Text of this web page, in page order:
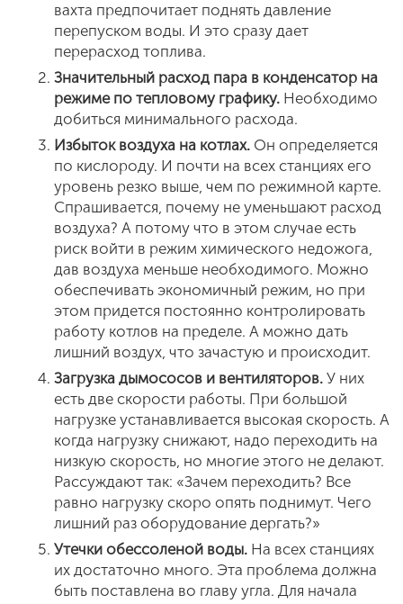
вахта предпочитает поднять давление
перепуском воды. И это сразу дает
перерасход топлива.
Значительный расход пара в конденсатор на
режиме по тепловому графику. Необходимо
добиться минимального расхода.
Избыток воздуха на котлах. Он определяется
по кислороду. И почти на всех станциях его
уровень резко выше, чем по режимной карте.
Спрашивается, почему не уменьшают расход
воздуха? А потому что в этом случае есть
риск войти в режим химического недожога,
дав воздуха меньше необходимого. Можно
обеспечивать экономичный режим, но при
этом придется постоянно контролировать
работу котлов на пределе. А можно дать
лишний воздух, что зачастую и происходит.
Загрузка дымососов и вентиляторов. У них
есть две скорости работы. При большой
нагрузке устанавливается высокая скорость. А
когда нагрузку снижают, надо переходить на
низкую скорость, но многие этого не делают.
Рассуждают так: «Зачем переходить? Все
равно нагрузку скоро опять поднимут. Чего
лишний раз оборудование дергать?»
Утечки обессоленой воды. На всех станциях
их достаточно много. Эта проблема должна
быть поставлена во главу угла. Для начала